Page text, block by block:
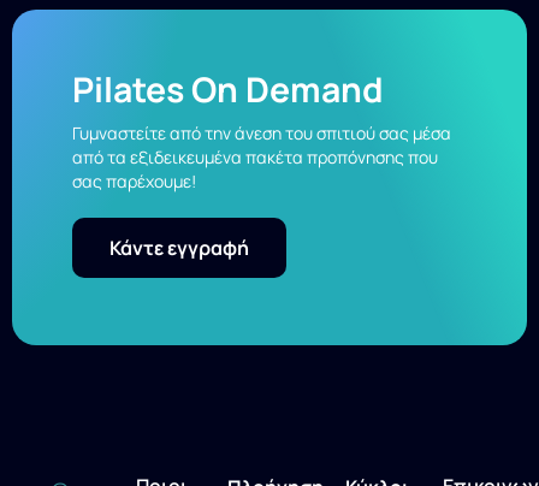
Pilates On Demand
Γυμναστείτε από την άνεση του σπιτιού σας μέσα
από τα εξιδεικευμένα πακέτα προπόνησης που
σας παρέχουμε!
Κάντε εγγραφή